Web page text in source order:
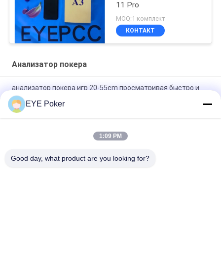
11 Pro
MOQ:1 комплект
КОНТАКТ
Анализатор покера
анализатор покера игр 20-55cm просматривая быстро и
точно
Анализатор покера металла батареи использующий
энергию имитационный с 2-3 часами рабочего временени
казино может изменить
EYE Poker
1:09 PM
Good day, what product are you looking for?